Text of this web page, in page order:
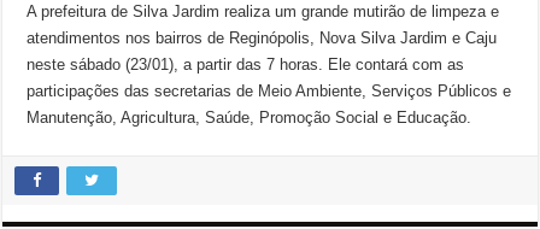
A prefeitura de Silva Jardim realiza um grande mutirão de limpeza e
atendimentos nos bairros de Reginópolis, Nova Silva Jardim e Caju
neste sábado (23/01), a partir das 7 horas. Ele contará com as
participações das secretarias de Meio Ambiente, Serviços Públicos e
Manutenção, Agricultura, Saúde, Promoção Social e Educação.